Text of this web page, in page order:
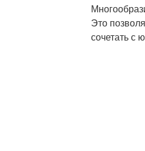
Это
сочетать с